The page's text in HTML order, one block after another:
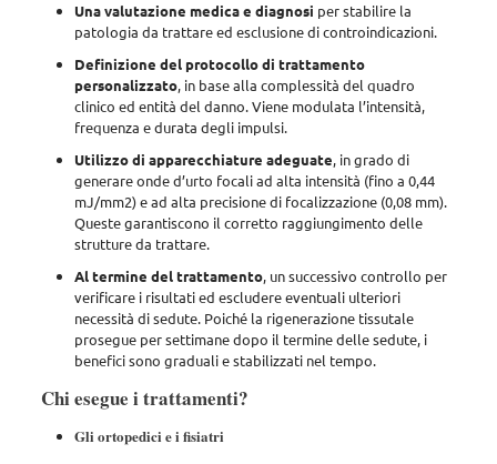
Una valutazione medica e diagnosi per stabilire la
patologia da trattare ed esclusione di controindicazioni.
Definizione del protocollo di trattamento
personalizzato, in base alla complessità del quadro
clinico ed entità del danno. Viene modulata l’intensità,
frequenza e durata degli impulsi.
Utilizzo di apparecchiature adeguate, in grado di
generare onde d’urto focali ad alta intensità (fino a 0,44
mJ/mm2) e ad alta precisione di focalizzazione (0,08 mm).
Queste garantiscono il corretto raggiungimento delle
strutture da trattare.
Al termine del trattamento, un successivo controllo per
verificare i risultati ed escludere eventuali ulteriori
necessità di sedute. Poiché la rigenerazione tissutale
prosegue per settimane dopo il termine delle sedute, i
benefici sono graduali e stabilizzati nel tempo.
Chi esegue i trattamenti?
Gli ortopedici e i fisiatri